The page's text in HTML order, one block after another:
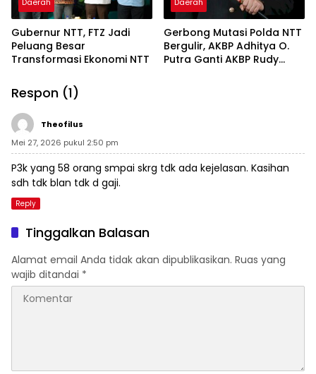
Gubernur NTT, FTZ Jadi
Peluang Besar
Transformasi Ekonomi NTT
Gerbong Mutasi Polda NTT
Bergulir, AKBP Adhitya O.
Putra Ganti AKBP Rudy
Respon (1)
Theofilus
Mei 27, 2026 pukul 2:50 pm
P3k yang 58 orang smpai skrg tdk ada kejelasan. Kasihan
sdh tdk blan tdk d gaji.
Reply
Tinggalkan Balasan
Alamat email Anda tidak akan dipublikasikan. Ruas yang
wajib ditandai *